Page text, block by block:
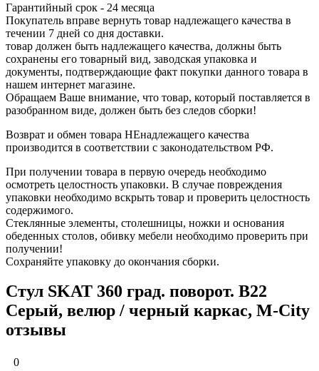
Гарантийный срок - 24 месяца
Покупатель вправе вернуть товар надлежащего качества в
течении 7 дней со дня доставки.
товар должен быть надлежащего качества, должны быть
сохранены его товарный вид, заводская упаковка и
документы, подтверждающие факт покупки данного товара в
нашем интернет магазине.
Обращаем Ваше внимание, что товар, который поставляется в
разобранном виде, должен быть без следов сборки!
Возврат и обмен товара НЕнадлежащего качества
производится в соответствии с законодательством РФ.
При получении товара в первую очередь необходимо
осмотреть целостность упаковки. В случае повреждения
упаковки необходимо вскрыть товар и проверить целостность
содержимого.
Стеклянные элементы, столешницы, ножки и основания
обеденных столов, обивку мебели необходимо проверить при
получении!
Сохраняйте упаковку до окончания сборки.
Стул SKAT 360 град. поворот. B22
Серый, велюр / черный каркас, М-City
отзывы
0